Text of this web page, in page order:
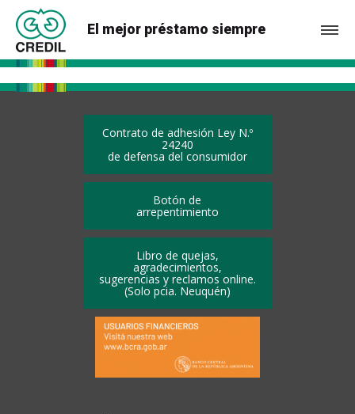
El mejor préstamo siempre
Contrato de adhesión Ley N.º
24240
de defensa del consumidor
Botón de
arrepentimiento
Libro de quejas,
agradecimientos,
sugerencias y reclamos online.
(Solo pcia. Neuquén)